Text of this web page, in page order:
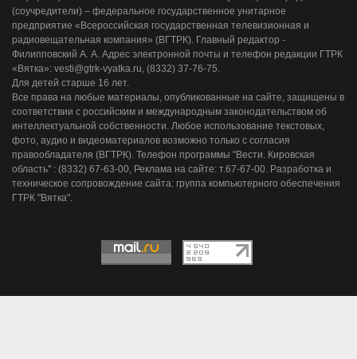
(соучредители) – федеральное государственное унитарное
предприятие «Всероссийская государственная телевизионная и
радиовещательная компания» (ВГТРК). Главный редактор -
Филипповский А. А. Адрес электронной почты и телефон редакции ГТРК
«Вятка»: vesti@gtrk-vyatka.ru, (8332) 37-76-75.
Для детей старше 16 лет.
Все права на любые материалы, опубликованные на сайте, защищены в
соответствии с российским и международным законодательством об
интеллектуальной собственности. Любое использование текстовых,
фото, аудио и видеоматериалов возможно только с согласия
правообладателя (ВГТРК). Телефон программы "Вести. Кировская
область" : (8332) 67-63-00, Реклама на сайте: т.67-67-00. Разработка и
техническое сопровождение сайта: группа компьютерного обеспечения
ГТРК "Вятка".